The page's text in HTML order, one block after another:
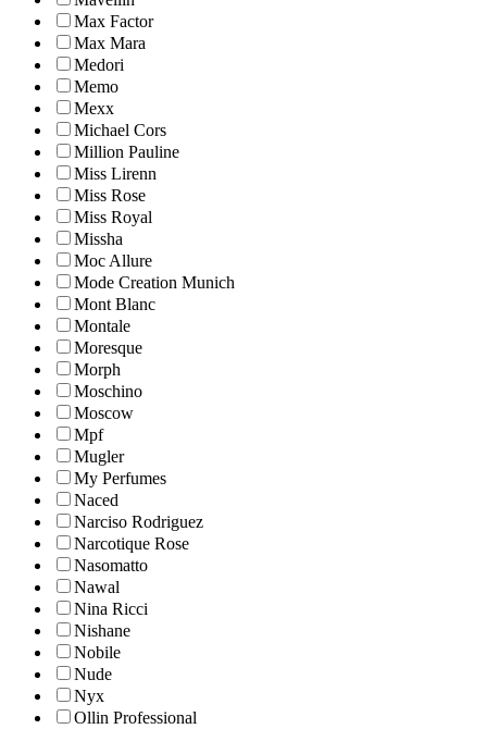
Max Factor
Max Mara
Medori
Memo
Mexx
Michael Cors
Million Pauline
Miss Lirenn
Miss Rose
Miss Royal
Missha
Moc Allure
Mode Creation Munich
Mont Blanc
Montale
Moresque
Morph
Moschino
Moscow
Mpf
Mugler
My Perfumes
Naced
Narciso Rodriguez
Narcotique Rose
Nasomatto
Nawal
Nina Ricci
Nishane
Nobile
Nude
Nyx
Ollin Professional